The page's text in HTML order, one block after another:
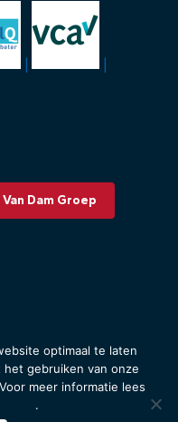
Dam Groep
optimaal te laten
gebruiken van onze
meer informatie lees
.